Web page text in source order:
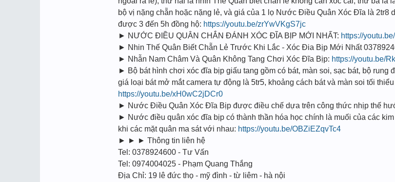
bộ vị nặng chẵn hoặc nặng lẻ, và giá của 1 lọ Nước Điều Quân Xóc Đĩa là 2tr8
được 3 đến 5h đồng hộ: https://youtu.be/zrYwVKgS7jc
► NƯỚC ĐIỀU QUÂN CHẮN ĐÁNH XÓC ĐĨA BỊP MỚI NHẤT: https://
► Nhin Thế Quân Biết Chẵn Lẻ Trước Khi Lắc - Xóc Đia Bịp Mới Nhất
► Nhẫn Nam Châm Và Quân Không Tang Chơi Xóc Đĩa Bịp: https://youtu.be/
► Bộ bát hình chơi xóc đĩa bịp giấu tang gồm có bát, màn soi, sạc bát, bộ rung
giá loại bát mở mắt camera tự động là 5tr5, khoảng cách bát và màn soi tối
https://youtu.be/xH0wC2jDCr0
► Nước Điều Quân Xóc Đĩa Bịp được điều chế dựa trên công thức nhịp thế
► Nước điều quân xóc đĩa bịp có thành thần hóa học chính là muối của các
khi các mặt quân ma sát với nhau: https://youtu.be/OBZiEZqvTc4
► ► ► Thông tin liên hệ
Tel: 0378924600 - Tư Vấn
Tel: 0974004025 - Phạm Quang Thắng
Địa Chỉ: 19 lê đức thọ - mỹ đình - từ liêm - hà nội